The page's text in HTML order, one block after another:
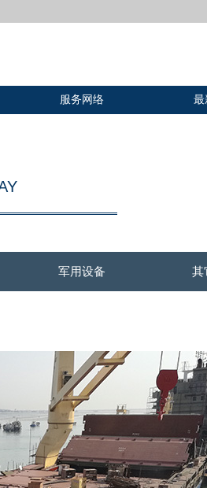
服务网络 最
军用设备 其